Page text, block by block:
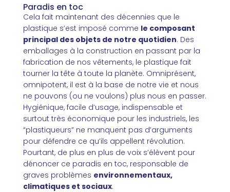
Paradis en toc
Cela fait maintenant des décennies que le
plastique s’est imposé comme le composant
principal des objets de notre quotidien. Des
emballages à la construction en passant par la
fabrication de nos vêtements, le plastique fait
tourner la tête à toute la planète. Omniprésent,
omnipotent, il est à la base de notre vie et nous
ne pouvons (ou ne voulons) plus nous en passer.
Hygiénique, facile d’usage, indispensable et
surtout très économique pour les industriels, les
“plastiqueurs” ne manquent pas d’arguments
pour défendre ce qu’ils appellent révolution.
Pourtant, de plus en plus de voix s’élèvent pour
dénoncer ce paradis en toc, responsable de
graves problèmes environnementaux,
climatiques et sociaux.